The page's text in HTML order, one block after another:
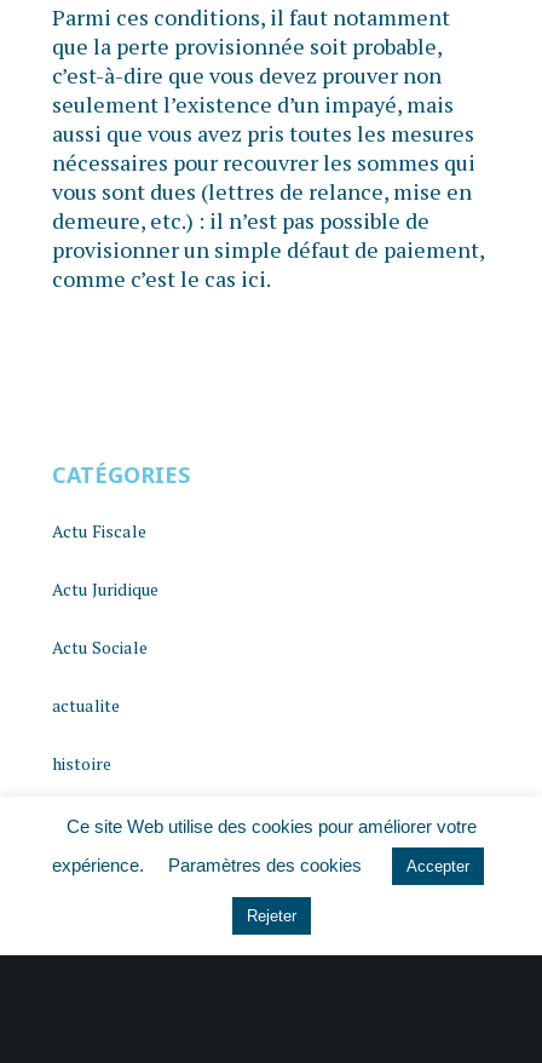
Parmi ces conditions, il faut notamment
que la perte provisionnée soit probable,
c’est-à-dire que vous devez prouver non
seulement l’existence d’un impayé, mais
aussi que vous avez pris toutes les mesures
nécessaires pour recouvrer les sommes qui
vous sont dues (lettres de relance, mise en
demeure, etc.) : il n’est pas possible de
provisionner un simple défaut de paiement,
comme c’est le cas ici.
CATÉGORIES
Actu Fiscale
Actu Juridique
Actu Sociale
actualite
histoire
Le coin du dirigeant
Non classé
Ce site Web utilise des cookies pour améliorer votre
expérience.
Paramètres des cookies Accepter
Rejeter